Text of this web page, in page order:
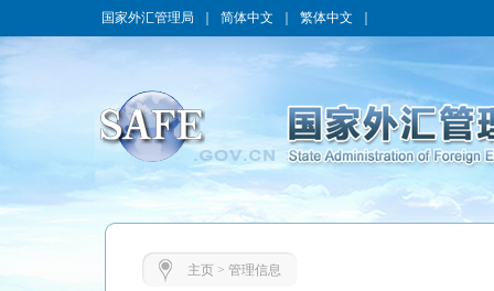
国家外汇管理局 简体中文 繁体中文
主页> 管理信息